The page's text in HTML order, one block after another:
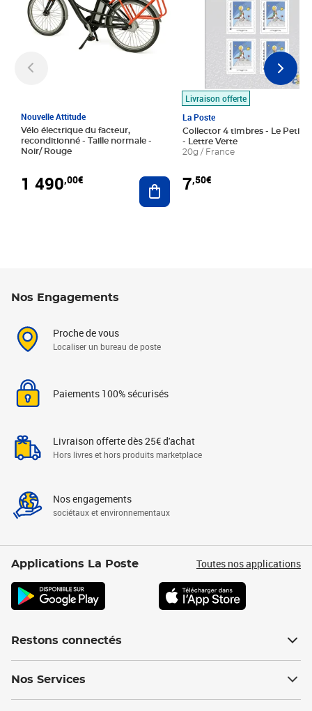
Nouvelle Attitude
Vélo électrique du facteur,
reconditionné - Taille normale -
Noir/ Rouge
1 490,00€ Ajouter au panier
Livraison offerte
La Poste
Collector 4 timbres - Le Petit
- Lettre Verte
20g / France
7,50€
Nos Engagements
Proche de vous
Localiser un bureau de poste
Paiements 100% sécurisés
Livraison offerte dès 25€ d'achat
Hors livres et hors produits marketplace
Nos engagements
sociétaux et environnementaux
Applications La Poste Toutes nos applications
Restons connectés
Nos Services